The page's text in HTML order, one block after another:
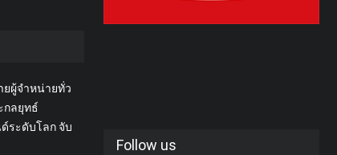
ยผู้จำหน่ายทั่ว
กลยุทธ์
ระดับโลก จับ
Follow us